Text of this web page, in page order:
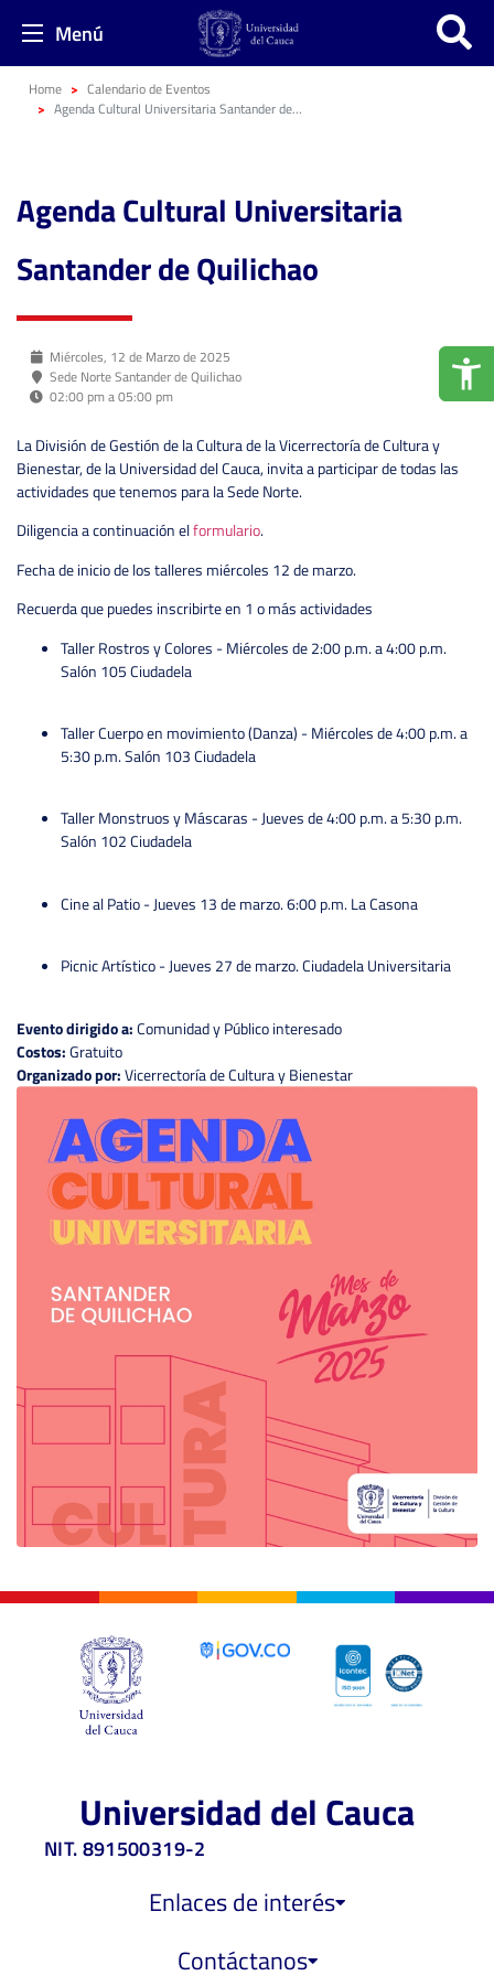
Menú
Home
Calendario de Eventos
Agenda Cultural Universitaria Santander de Quilichao
Agenda Cultural Universitaria
Santander de Quilichao
Miércoles, 12 de Marzo de 2025
Sede Norte Santander de Quilichao
02:00 pm a 05:00 pm
La División de Gestión de la Cultura de la Vicerrectoría de Cultura y
Bienestar, de la Universidad del Cauca, invita a participar de todas las
actividades que tenemos para la Sede Norte.
Diligencia a continuación elformulario.
Fecha de inicio de los talleres miércoles 12 de marzo.
Recuerda que puedes inscribirte en 1 o más actividades
Taller Rostros y Colores - Miércoles de 2:00 p.m. a 4:00 p.m.
Salón 105 Ciudadela
Taller Cuerpo en movimiento (Danza) - Miércoles de 4:00 p.m. a
5:30 p.m. Salón 103 Ciudadela
Taller Monstruos y Máscaras - Jueves de 4:00 p.m. a 5:30 p.m.
Salón 102 Ciudadela
Cine al Patio - Jueves 13 de marzo. 6:00 p.m. La Casona
Picnic Artístico - Jueves 27 de marzo. Ciudadela Universitaria
Evento dirigido a:Comunidad y Público interesado
Costos:Gratuito
Organizado por:Vicerrectoría de Cultura y Bienestar
Universidad del Cauca
NIT. 891500319-2
Enlaces de interés
Contáctanos